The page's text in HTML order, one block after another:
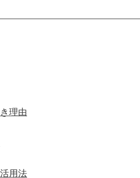
理由
用法